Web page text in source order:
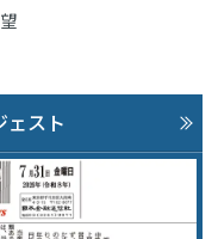
ェスト